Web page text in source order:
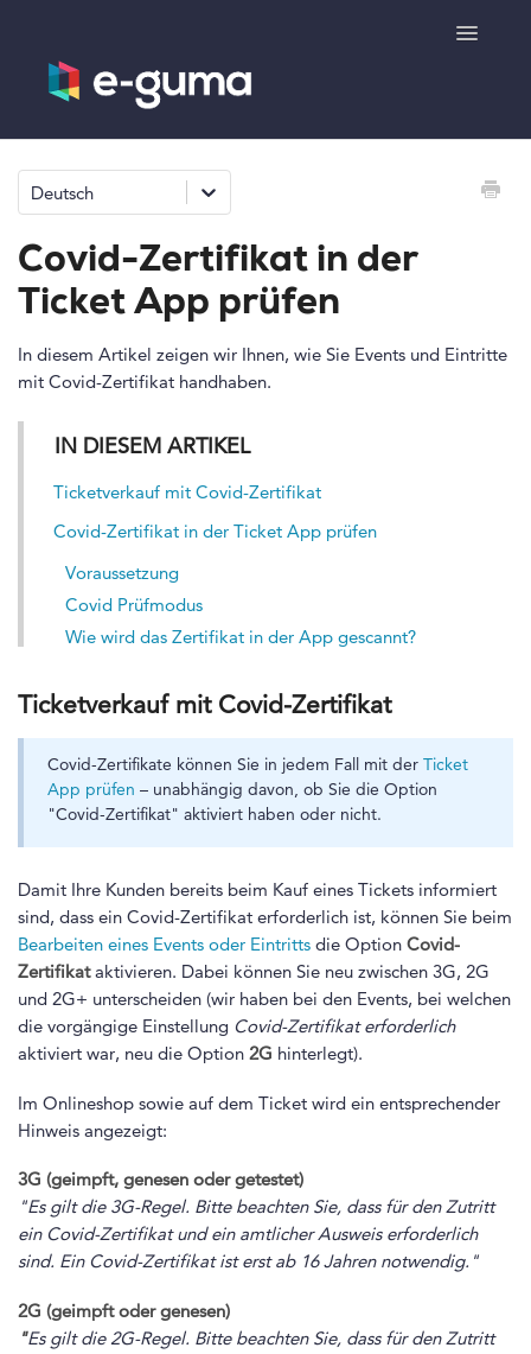
Toggle
Allgemeines
Ticketsystem
Produktshop
Deutsch
Covid-Zertifikat in der
Ticket App prüfen
In diesem Artikel zeigen wir Ihnen, wie Sie Events und Eintritte
mit Covid-Zertifikat handhaben.
IN DIESEM ARTIKEL
Ticketverkauf mit Covid-Zertifikat
Covid-Zertifikat in der Ticket App prüfen
Voraussetzung
Covid Prüfmodus
Wie wird das Zertifikat in der App gescannt?
Ticketverkauf mit Covid-Zertifikat
Covid-Zertifikate können Sie in jedem Fall mit der Ticket
App prüfen – unabhängig davon, ob Sie die Option
"Covid-Zertifikat" aktiviert haben oder nicht.
Damit Ihre Kunden bereits beim Kauf eines Tickets informiert
sind, dass ein Covid-Zertifikat erforderlich ist, können Sie beim
Bearbeiten eines Events oder Eintritts die Option Covid-
Zertifikataktivieren. Dabei können Sie neu zwischen 3G, 2G
und 2G+ unterscheiden (wir haben bei den Events, bei welchen
die vorgängige Einstellung Covid-Zertifikat erforderlich
aktiviert war, neu die Option 2G hinterlegt).
Im Onlineshop sowie auf dem Ticket wird ein entsprechender
Hinweis angezeigt:
3G (geimpft, genesen oder getestet)
"Es gilt die 3G-Regel. Bitte beachten Sie, dass für den Zutritt
ein Covid-Zertifikat und ein amtlicher Ausweis erforderlich
sind. Ein Covid-Zertifikat ist erst ab 16 Jahren notwendig."
2G (geimpft oder genesen)
"Es gilt die 2G-Regel. Bitte beachten Sie, dass für den Zutritt